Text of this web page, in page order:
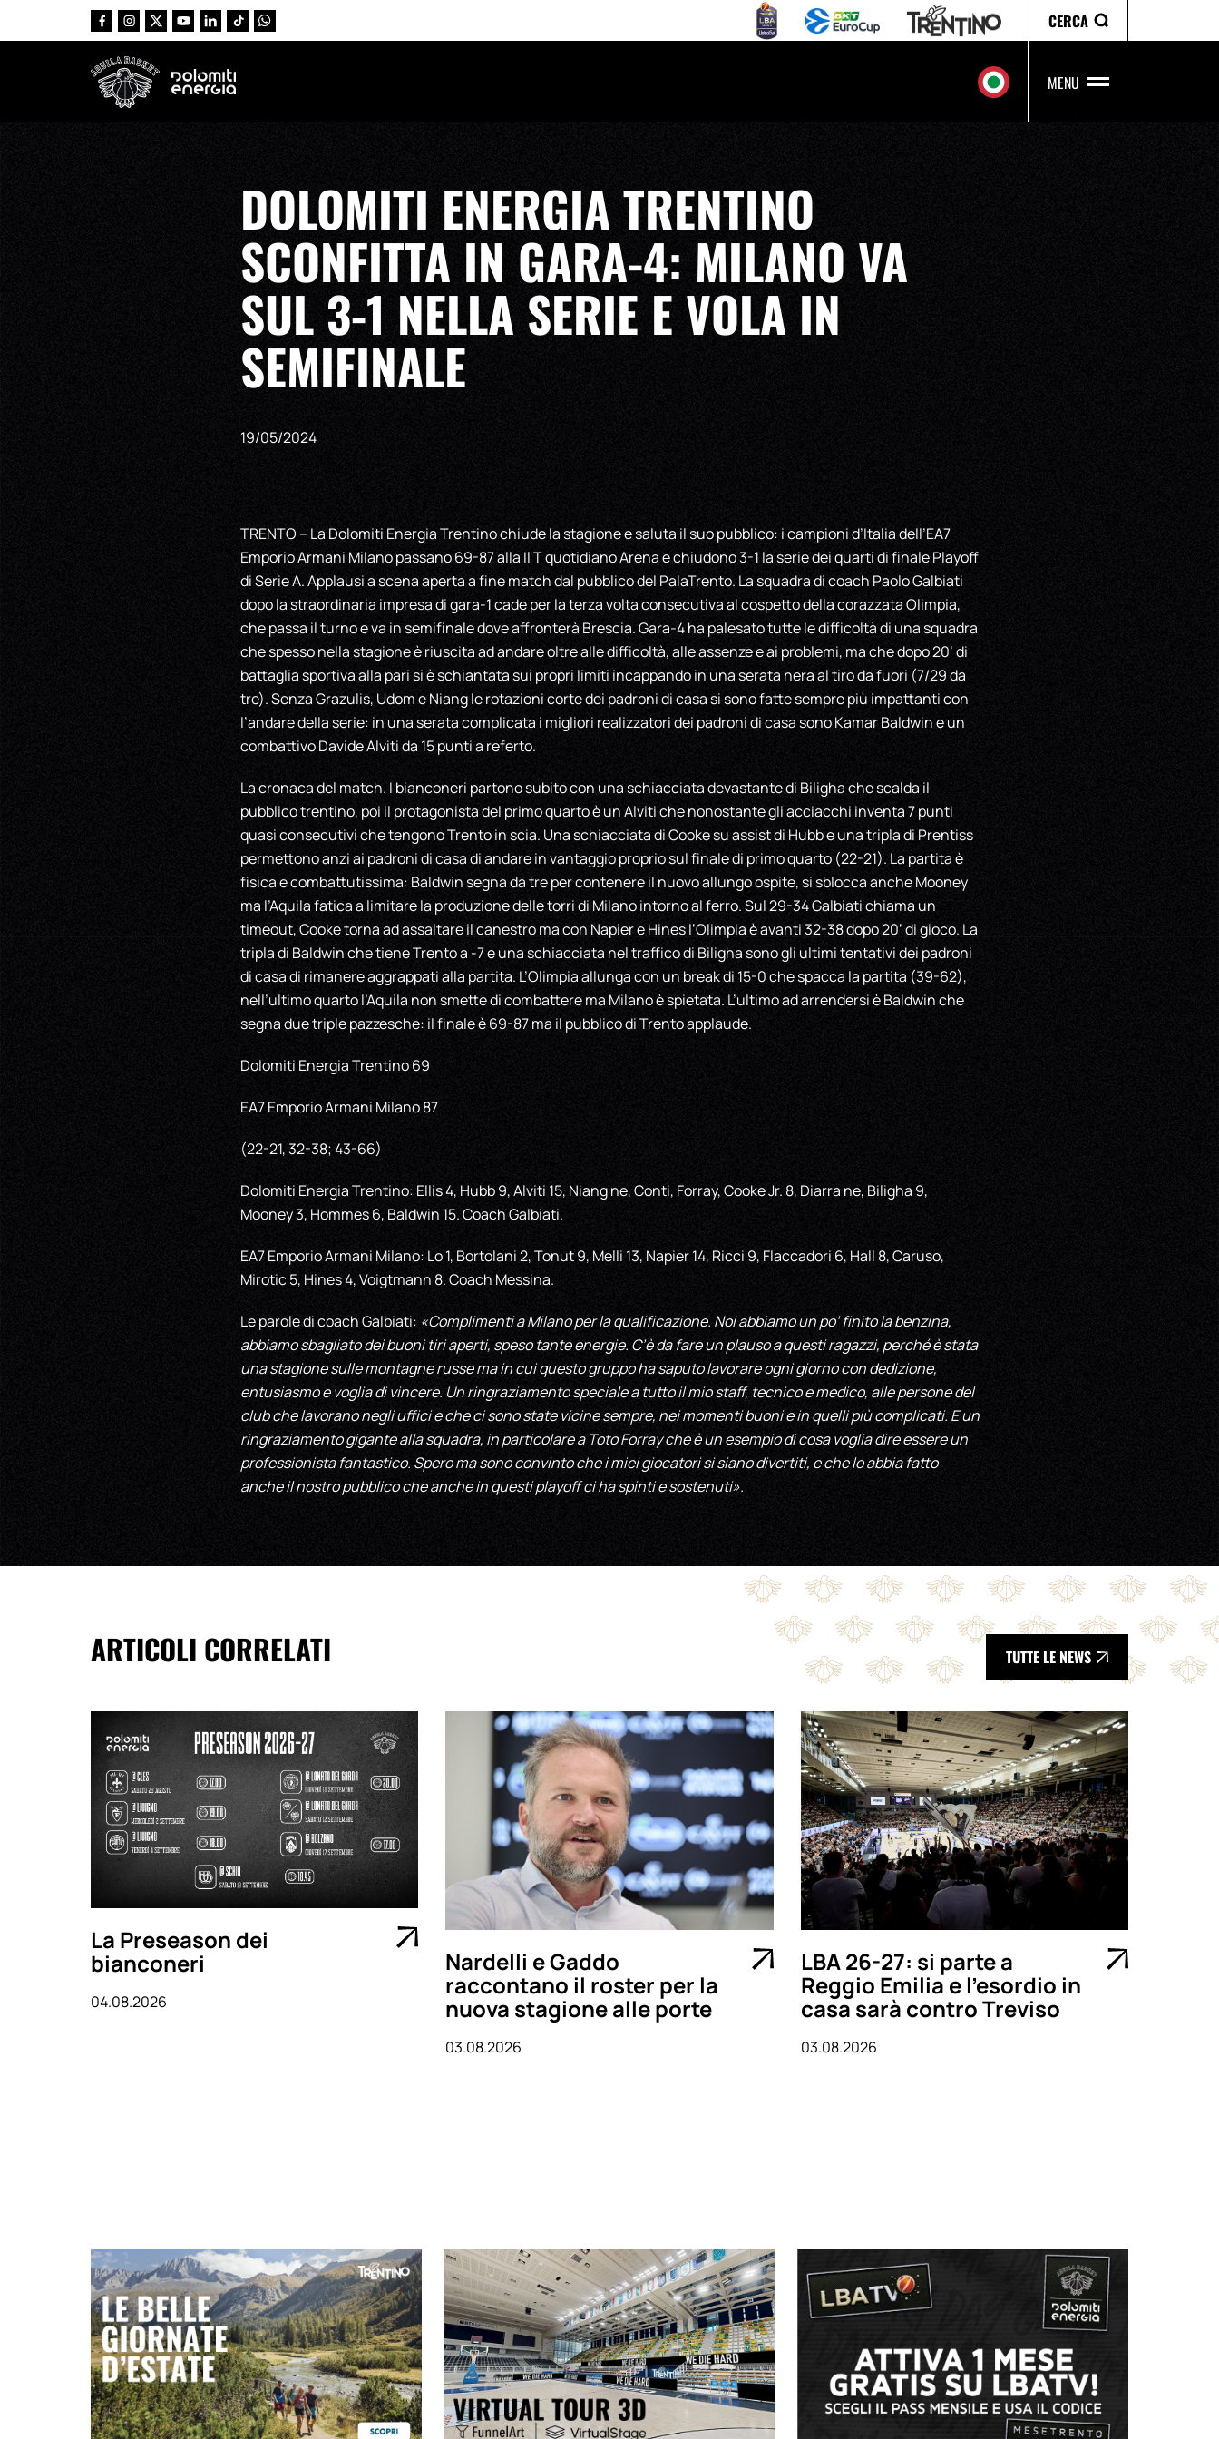
Vai al contenuto principale
CERCA
MENU
DOLOMITI ENERGIA TRENTINO
SCONFITTA IN GARA-4: MILANO VA
SUL 3-1 NELLA SERIE E VOLA IN
SEMIFINALE
19/05/2024
TRENTO – La Dolomiti Energia Trentino chiude la stagione e saluta il suo pubblico: i campioni d’Italia dell’EA7
Emporio Armani Milano passano 69-87 alla Il T quotidiano Arena e chiudono 3-1 la serie dei quarti di finale Playoff
di Serie A. Applausi a scena aperta a fine match dal pubblico del PalaTrento. La squadra di coach Paolo Galbiati
dopo la straordinaria impresa di gara-1 cade per la terza volta consecutiva al cospetto della corazzata Olimpia,
che passa il turno e va in semifinale dove affronterà Brescia. Gara-4 ha palesato tutte le difficoltà di una squadra
che spesso nella stagione è riuscita ad andare oltre alle difficoltà, alle assenze e ai problemi, ma che dopo 20’ di
battaglia sportiva alla pari si è schiantata sui propri limiti incappando in una serata nera al tiro da fuori (7/29 da
tre). Senza Grazulis, Udom e Niang le rotazioni corte dei padroni di casa si sono fatte sempre più impattanti con
l’andare della serie: in una serata complicata i migliori realizzatori dei padroni di casa sono Kamar Baldwin e un
combattivo Davide Alviti da 15 punti a referto.
La cronaca del match. I bianconeri partono subito con una schiacciata devastante di Biligha che scalda il
pubblico trentino, poi il protagonista del primo quarto è un Alviti che nonostante gli acciacchi inventa 7 punti
quasi consecutivi che tengono Trento in scia. Una schiacciata di Cooke su assist di Hubb e una tripla di Prentiss
permettono anzi ai padroni di casa di andare in vantaggio proprio sul finale di primo quarto (22-21). La partita è
fisica e combattutissima: Baldwin segna da tre per contenere il nuovo allungo ospite, si sblocca anche Mooney
ma l’Aquila fatica a limitare la produzione delle torri di Milano intorno al ferro. Sul 29-34 Galbiati chiama un
timeout, Cooke torna ad assaltare il canestro ma con Napier e Hines l’Olimpia è avanti 32-38 dopo 20’ di gioco. La
tripla di Baldwin che tiene Trento a -7 e una schiacciata nel traffico di Biligha sono gli ultimi tentativi dei padroni
di casa di rimanere aggrappati alla partita. L’Olimpia allunga con un break di 15-0 che spacca la partita (39-62),
nell’ultimo quarto l’Aquila non smette di combattere ma Milano è spietata. L’ultimo ad arrendersi è Baldwin che
segna due triple pazzesche: il finale è 69-87 ma il pubblico di Trento applaude.
Dolomiti Energia Trentino 69
EA7 Emporio Armani Milano 87
(22-21, 32-38; 43-66)
Dolomiti Energia Trentino: Ellis 4, Hubb 9, Alviti 15, Niang ne, Conti, Forray, Cooke Jr. 8, Diarra ne, Biligha 9,
Mooney 3, Hommes 6, Baldwin 15. Coach Galbiati.
EA7 Emporio Armani Milano: Lo 1, Bortolani 2, Tonut 9, Melli 13, Napier 14, Ricci 9, Flaccadori 6, Hall 8, Caruso,
Mirotic 5, Hines 4, Voigtmann 8. Coach Messina.
Le parole di coach Galbiati: «Complimenti a Milano per la qualificazione. Noi abbiamo un po’ finito la benzina,
abbiamo sbagliato dei buoni tiri aperti, speso tante energie. C’è da fare un plauso a questi ragazzi, perché è stata
una stagione sulle montagne russe ma in cui questo gruppo ha saputo lavorare ogni giorno con dedizione,
entusiasmo e voglia di vincere. Un ringraziamento speciale a tutto il mio staff, tecnico e medico, alle persone del
club che lavorano negli uffici e che ci sono state vicine sempre, nei momenti buoni e in quelli più complicati. E un
ringraziamento gigante alla squadra, in particolare a Toto Forray che è un esempio di cosa voglia dire essere un
professionista fantastico. Spero ma sono convinto che i miei giocatori si siano divertiti, e che lo abbia fatto
anche il nostro pubblico che anche in questi playoff ci ha spinti e sostenuti».
ARTICOLI CORRELATI TUTTE LE NEWS
La Preseason dei
bianconeri
04.08.2026
Nardelli e Gaddo
raccontano il roster per la
nuova stagione alle porte
03.08.2026
LBA 26-27: si parte a
Reggio Emilia e l’esordio in
casa sarà contro Treviso
03.08.2026